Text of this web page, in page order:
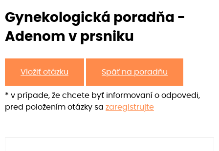
Gynekologická poradňa -
Adenom v prsniku
Vložiť otázku Späť na poradňu
* v prípade, že chcete byť informovaní o odpovedi,
pred položením otázky sa zaregistrujte